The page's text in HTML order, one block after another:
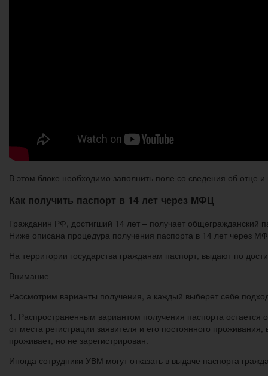
В этом блоке необходимо заполнить поле со сведения об отце
Как получить паспорт в 14 лет через МФЦ
Гражданин РФ, достигший 14 лет – получает общегражданский
Ниже описана процедура получения паспорта в 14 лет через
На территории государства гражданам паспорт, выдают по
Внимание
Рассмотрим варианты получения, а каждый выберет себе
1. Распространенным вариантом получения паспорта
от места регистрации заявителя и его постоянного
проживает, но не зарегистрирован.
Иногда сотрудники УВМ могут отказать в выдаче паспорта